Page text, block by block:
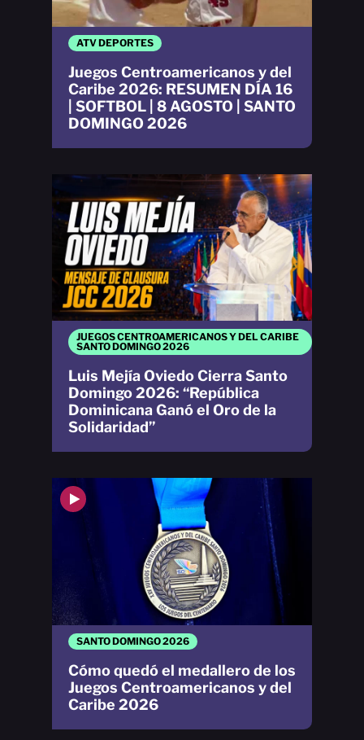
ATV DEPORTES
Juegos Centroamericanos y del
Caribe 2026: RESUMEN DÍA 16
| SOFTBOL | 8 AGOSTO | SANTO
DOMINGO 2026
SANTO DOMINGO 2026
Cómo quedó el medallero de los
Juegos Centroamericanos y del
Caribe 2026
JUEGOS CENTROAMERICANOS Y DEL CARIBE
SANTO DOMINGO 2026
Luis Mejía Oviedo Cierra Santo
Domingo 2026: “República
Dominicana Ganó el Oro de la
Solidaridad”